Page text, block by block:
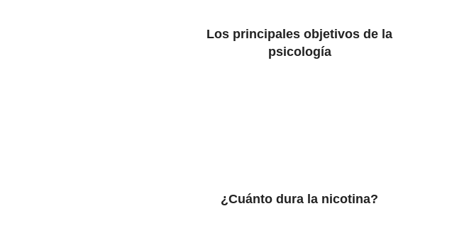
Los principales objetivos de la
psicología
¿Cuánto dura la nicotina?